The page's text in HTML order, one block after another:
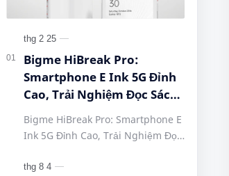
Bigme HiBreak Pro:
Smartphone E Ink 5G Đỉnh
Cao, Trải Nghiệm Đọc Sách
Mobile! #BigmeHiBreakPro
#SmartphoneEInk
#QueenMobile
Bigme HiBreak Pro: Smartphone E
Ink 5G Đỉnh Cao, Trải Nghiệm Đọc
#BigmeHiBreakPro